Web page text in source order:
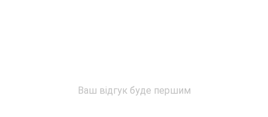
Ваш відгук буде першим